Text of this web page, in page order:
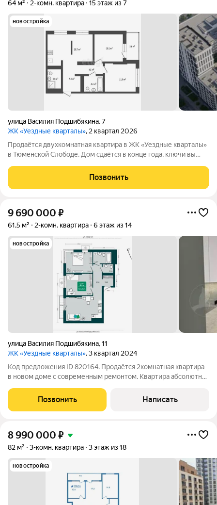
64 м² 2-комн. квартира 15 этаж из 7
новостройка
улица Василия Подшибякина,7
ЖК «Уездные кварталы», 2 квартал 2026
Продаётся двухкомнатная квартира в ЖК «Уездные кварталы»
в Тюменской Слободе. Дом сдаётся в конце года, ключи вы
магазины, поликлиника и удобная транспортная развязка: всё
необходимое в
Позвонить
9 690 000 ₽
61,5 м² 2-комн. квартира 6 этаж из 14
новостройка
улица Василия Подшибякина,11
ЖК «Уездные кварталы», 3 квартал 2024
Код предложения ID 820164. Продаётся 2комнатная квартира
в новом доме с современным ремонтом. Квартира абсолютно
обеспечат комфорт для всей семьи. Вам останется лишь
выбрать мебель и начать жить в
Позвонить Написать
8 990 000 ₽
82 м² 3-комн. квартира 3 этаж из 18
новостройка